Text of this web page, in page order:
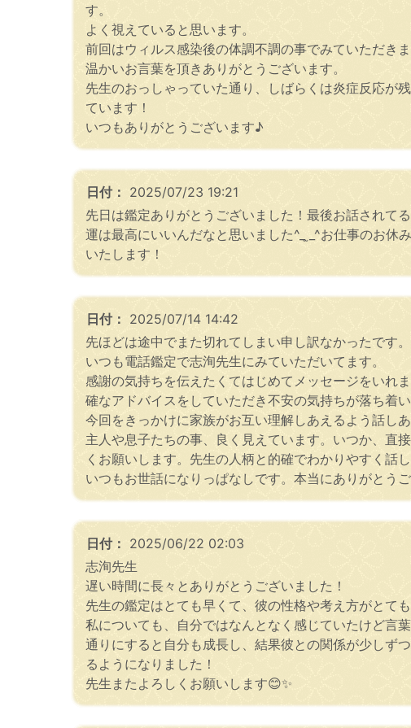
す。
よく視えていると思います。
前回はウィルス感染後の体調不調の事でみていただき
温かいお言葉を頂きありがとうございます。
先生のおっしゃっていた通り、しばらくは炎症反応が
ています！
いつもありがとうございます♪
日付： 2025/07/23 19:21
先日は鑑定ありがとうございました！最後お話されて
運は最高にいいんだなと思いました^_ ̫_^お仕事のお
いたします！
日付： 2025/07/14 14:42
先ほどは途中でまた切れてしまい申し訳なかったです。
いつも電話鑑定で志洵先生にみていただいてます。
感謝の気持ちを伝えたくてはじめてメッセージをいれ
確なアドバイスをしていただき不安の気持ちが落ち着い
今回をきっかけに家族がお互い理解しあえるよう話しあ
主人や息子たちの事、良く見えています。いつか、直
くお願いします。先生の人柄と的確でわかりやすく話
いつもお世話になりっぱなしです。本当にありがとう
日付： 2025/06/22 02:03
志洵先生
遅い時間に長々とありがとうございました！
先生の鑑定はとても早くて、彼の性格や考え方がとて
私についても、自分ではなんとなく感じていたけど言
通りにすると自分も成長し、結果彼との関係が少しず
るようになりました！
先生またよろしくお願いします😊✨